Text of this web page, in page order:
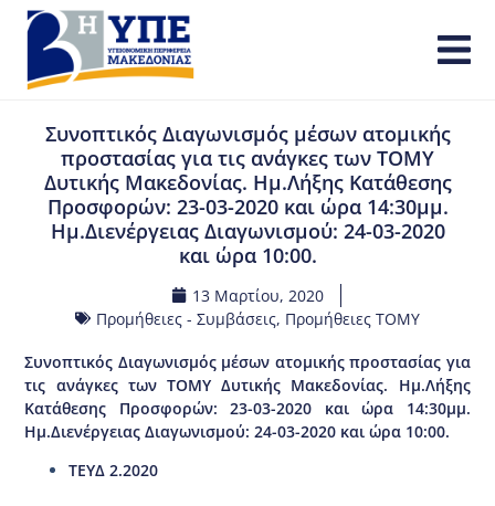
Συνοπτικός Διαγωνισμός μέσων ατομικής
προστασίας για τις ανάγκες των ΤΟΜΥ
Δυτικής Μακεδονίας. Ημ.Λήξης Κατάθεσης
Προσφορών: 23-03-2020 και ώρα 14:30μμ.
Ημ.Διενέργειας Διαγωνισμού: 24-03-2020
και ώρα 10:00.
13 Μαρτίου, 2020
Προμήθειες - Συμβάσεις, Προμήθειες ΤΟΜΥ
Συνοπτικός Διαγωνισμός μέσων ατομικής προστασίας για
τις ανάγκες των ΤΟΜΥ Δυτικής Μακεδονίας. Ημ.Λήξης
Κατάθεσης Προσφορών: 23-03-2020 και ώρα 14:30μμ.
Ημ.Διενέργειας Διαγωνισμού: 24-03-2020 και ώρα 10:00.
ΤΕΥΔ 2.2020